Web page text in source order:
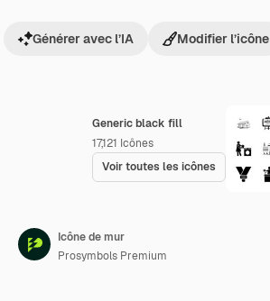
Generic black fill
17,121 Icônes
Voir toutes les icônes
Générer avec l’IA Modifier l’icône
Icône de mur
Prosymbols Premium